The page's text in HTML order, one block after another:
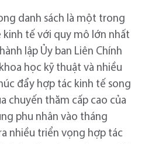
danh sách là một trong
kinh tế với quy mô lớn nhất
lập Ủy ban Liên Chính
học kỹ thuật và nhiều
đẩy hợp tác kinh tế song
chuyến thăm cấp cao của
phu nhân vào tháng
nhiều triển vọng hợp tác